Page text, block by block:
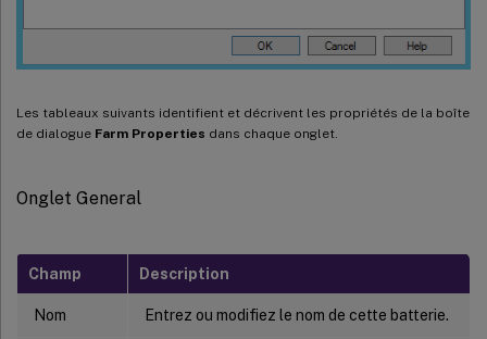
Les tableaux suivants identifient et décrivent les propriétés de la boîte
de dialogue Farm Properties dans chaque onglet.
Onglet General
Champ Description
Nom Entrez ou modifiez le nom de cette batterie.